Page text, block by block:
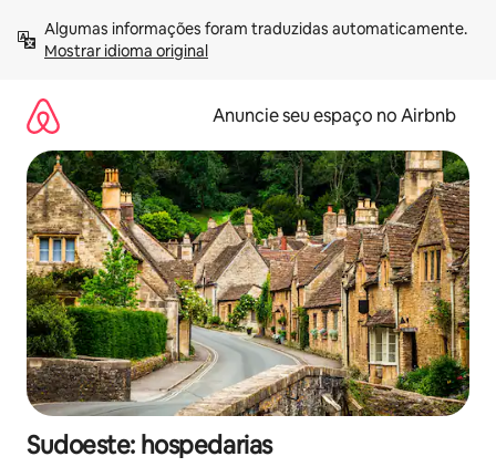
para
Mostrar idioma original
Anuncie seu espaço no Airbnb
Sudoeste: hospedarias